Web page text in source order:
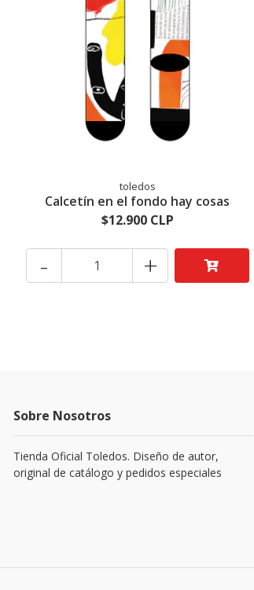
toledos
Calcetín en el fondo hay cosas
$12.900 CLP
- +
Sobre Nosotros
Tienda Oficial Toledos. Diseño de autor,
original de catálogo y pedidos especiales